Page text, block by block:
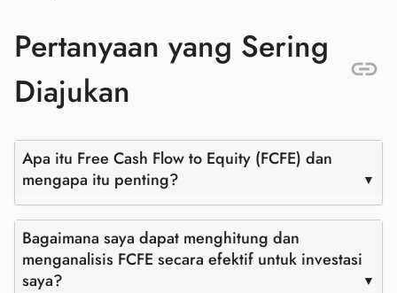
Pertanyaan yang Sering
Diajukan
Apa itu Free Cash Flow to Equity (FCFE) dan
mengapa itu penting?
Bagaimana saya dapat menghitung dan
menganalisis FCFE secara efektif untuk investasi
saya?